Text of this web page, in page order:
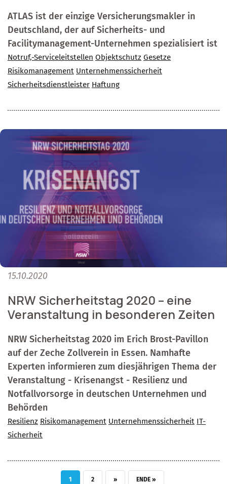
ATLAS ist der einzige Versicherungsmakler in
Deutschland, der auf Sicherheits- und
Facilitymanagement-Unternehmen spezialisiert ist
Notruf,-Serviceleitstellen Objektschutz Gesetze
Risikomanagement Unternehmenssicherheit
Sicherheitsdienstleister Haftung
15.10.2020
NRW Sicherheitstag 2020 – eine
Veranstaltung in besonderen Zeiten
NRW Sicherheitstag 2020 im Erich Brost-Pavillon
auf der Zeche Zollverein in Essen. Namhafte
Experten informieren zum diesjährigen Thema der
Veranstaltung - Krisenangst - Resilienz und
Notfallvorsorge in deutschen Unternehmen und
Behörden
Resilienz Risikomanagement Unternehmenssicherheit IT-
Sicherheit
AKTUELLE SEITE
1 SEITE
2 NÄCHSTE SEITE
›› LETZTE SEITE
ENDE »